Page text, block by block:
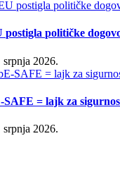
postigla političke
srpnja 2026.
SAFE = lajk za
srpnja 2026.